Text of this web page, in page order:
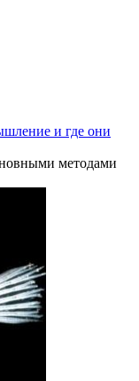
и где они
методами